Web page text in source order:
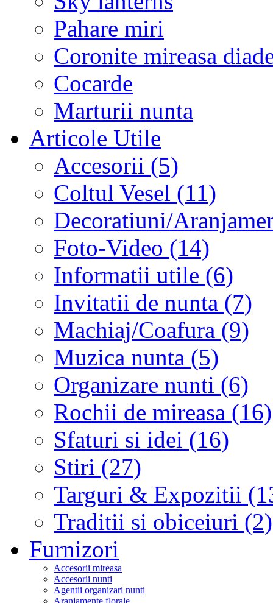
Pahare miri
Coronite mireasa
Cocarde
Marturii nunta
Articole Utile
Accesorii (5)
Coltul Vesel (11)
Decoratiuni/
Foto-Video (14)
Informatii utile (6)
Invitatii de nunta (7)
Machiaj/Coafura (9)
Muzica nunta (5)
Organizare nunti (6)
Rochii de mireasa (16)
Sfaturi si idei (16)
Stiri (27)
Targuri & Expozitii
Traditii si obiceiuri (2)
Furnizori
Accesorii mireasa
Accesorii nunti
Agentii organizari nunti
Aranjamente florale